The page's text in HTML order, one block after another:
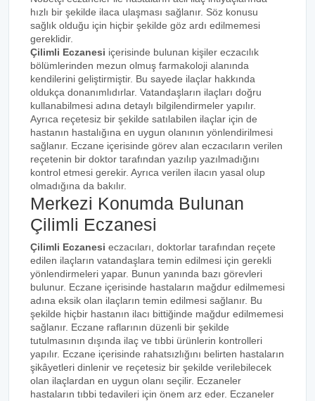
hızlı bir şekilde ilaca ulaşması sağlanır. Söz konusu
sağlık olduğu için hiçbir şekilde göz ardı edilmemesi
gereklidir.
Çilimli Eczanesi içerisinde bulunan kişiler eczacılık
bölümlerinden mezun olmuş farmakoloji alanında
kendilerini geliştirmiştir. Bu sayede ilaçlar hakkında
oldukça donanımlıdırlar. Vatandaşların ilaçları doğru
kullanabilmesi adına detaylı bilgilendirmeler yapılır.
Ayrıca reçetesiz bir şekilde satılabilen ilaçlar için de
hastanın hastalığına en uygun olanının yönlendirilmesi
sağlanır. Eczane içerisinde görev alan eczacıların verilen
reçetenin bir doktor tarafından yazılıp yazılmadığını
kontrol etmesi gerekir. Ayrıca verilen ilacın yasal olup
olmadığına da bakılır.
Merkezi Konumda Bulunan
Çilimli Eczanesi
Çilimli Eczanesi eczacıları, doktorlar tarafından reçete
edilen ilaçların vatandaşlara temin edilmesi için gerekli
yönlendirmeleri yapar. Bunun yanında bazı görevleri
bulunur. Eczane içerisinde hastaların mağdur edilmemesi
adına eksik olan ilaçların temin edilmesi sağlanır. Bu
şekilde hiçbir hastanın ilacı bittiğinde mağdur edilmemesi
sağlanır. Eczane raflarının düzenli bir şekilde
tutulmasının dışında ilaç ve tıbbi ürünlerin kontrolleri
yapılır. Eczane içerisinde rahatsızlığını belirten hastaların
şikâyetleri dinlenir ve reçetesiz bir şekilde verilebilecek
olan ilaçlardan en uygun olanı seçilir. Eczaneler
hastaların tıbbi tedavileri için önem arz eder. Eczaneler